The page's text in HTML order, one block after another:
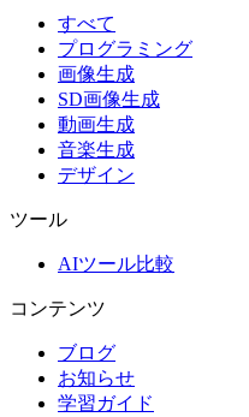
すべて
プログラミング
画像生成
SD画像生成
動画生成
音楽生成
デザイン
ツール
AIツール比較
コンテンツ
ブログ
お知らせ
学習ガイド